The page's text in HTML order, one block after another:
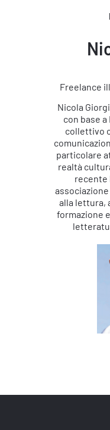
Freelance
Nicola
con base
collettivo
particolare
realtà
recente
alla lettura,
formazione